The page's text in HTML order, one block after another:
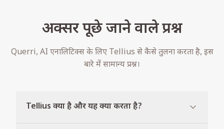
अक्सर पूछे जाने वाले प्रश्न
Querri, AI एनालिटिक्स के लिए Tellius से कैसे तुलना करता है, इस
बारे में सामान्य प्रश्न।
Tellius क्या है और यह क्या करता है?